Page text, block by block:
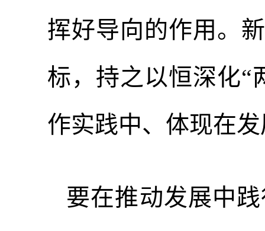
挥好导向的作用。
标，持之以恒深化“
作实践中、体现在
要在推动发展中